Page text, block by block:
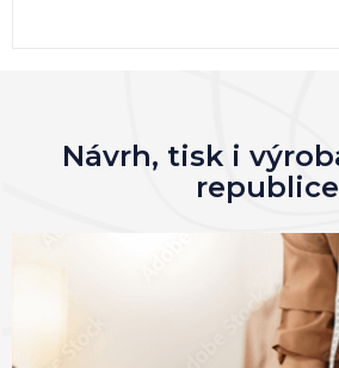
Návrh, tisk i
republice